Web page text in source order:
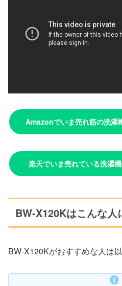
Amazonでいま売れ筋の洗濯
楽天でいま売れている洗濯
BW-X120Kはこんな人
BW-X120Kがおすすめな人は